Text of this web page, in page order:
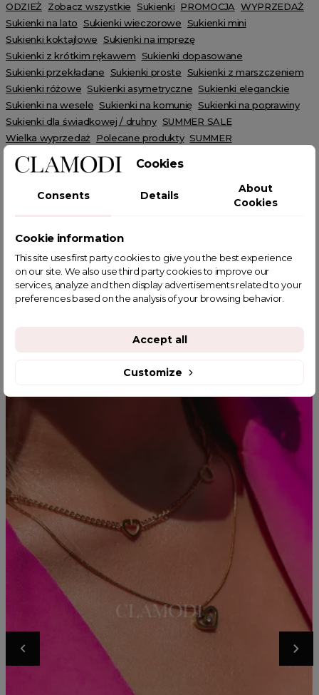
ODZIEŻ Zobacz wszystkie Sukienki PROMOCJA WYPRZEDAŻ
Sukienki na lato Sukienki wieczorowe Sukienki mini
Sukienki koktajlowe Sukienki na imprezę
Sukienki z krótkim rękawem Sukienki dopasowane
Sukienki przekładane Sukienki proste Sukienki z marszczeniem
Sukienki różowe Sukienki asymetryczne Sukienki eleganckie
Sukienki na wesele Sukienki na komunię Sukienki na poprawiny
Sukienki dla świadkowej / druhny SUMMER SALE
Wielka wyprzedaż Polecane produkty SUMMER
Wiosenne Uroczystości
Letnie Uroczystości
Różowy Październik
POWIĄZANE TAGI
YOU MIGHT ALSO LIKE
Cookies
Consents Details
About
Cookies
Cookie information
This site uses first party cookies to give you the best experience
on our site. We also use third party cookies to improve our
services, analyze and then display advertisements related to your
preferences based on the analysis of your browsing behavior.
Customize
Accept all